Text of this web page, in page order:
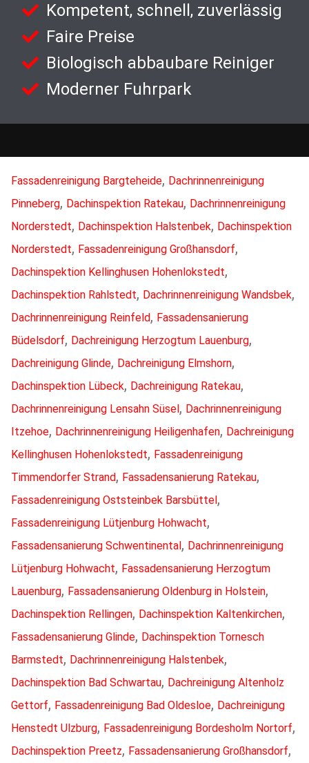
Kompetent, schnell, zuverlässig
Faire Preise
Biologisch abbaubare Reiniger
Moderner Fuhrpark
Fassadenreinigung Bargteheide, Dachrinnenreinigung
Pinneberg, Dachinspektion Ratekau, Dachrinnenreinigung
Norderstedt, Dachinspektion Halstenbek, Dachinspektion
Norderstedt, Fassadenreinigung Großhansdorf,
Dachinspektion Kellinghusen Hohenlokstedt,
Dachinspektion Rahlstedt, Dachrinnenreinigung Wandsbek,
Dachrinnenreinigung Reinfeld, Fassadensanierung
Büdelsdorf, Dachreinigung Herzogtum Lauenburg,
Dachreinigung Glinde, Dachreinigung Elmshorn,
Dachinspektion Lübeck, Dachreinigung Ratekau,
Dachrinnenreinigung Lensahn Süsel, Dachrinnenreinigung
Itzehoe, Dachrinnenreinigung Heiligenhafen, Dachreinigung
Kellinghusen Hohenlokstedt, Fassadenreinigung
Timmendorfer Strand, Fassadensanierung Ratekau,
Fassadenreinigung Oststeinbek Barsbüttel,
Fassadenreinigung Lütjenburg Hohwacht,
Fassadensanierung Schwentinental, Dachrinnenreinigung
Lütjenburg Hohwacht, Fassadensanierung Herzogtum
Lauenburg, Fassadensanierung Oldenburg in Holstein,
Dachinspektion Rellingen, Dachinspektion Kaltenkirchen,
Fassadensanierung Glinde, Dachinspektion Tornesch
Barmstedt, Dachrinnenreinigung Halstenbek,
Dachinspektion Bad Schwartau, Dachreinigung Altenholz
Gettorf, Fassadenreinigung Bad Oldesloe, Dachreinigung
Henstedt Ulzburg, Fassadenreinigung Bordesholm Nortorf,
Dachinspektion Preetz, Fassadensanierung Großhansdorf,